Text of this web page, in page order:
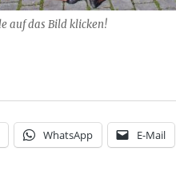
auf das Bild klicken!
WhatsApp E-Mail